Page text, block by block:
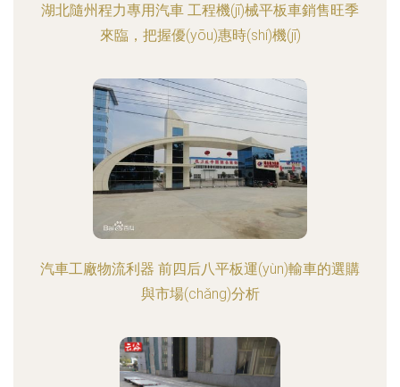
湖北隨州程力專用汽車 工程機(jī)械平板車銷售旺季
來臨，把握優(yōu)惠時(shí)機(jī)
汽車工廠物流利器 前四后八平板運(yùn)輸車的選購
與市場(chǎng)分析